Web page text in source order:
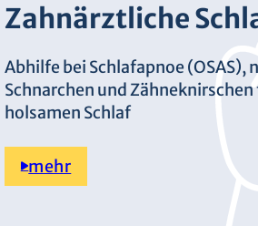
Zahnärztliche
Abhilfe bei Schlafapnoe (OSAS),
Schnarchen und
holsamen Schlaf
mehr